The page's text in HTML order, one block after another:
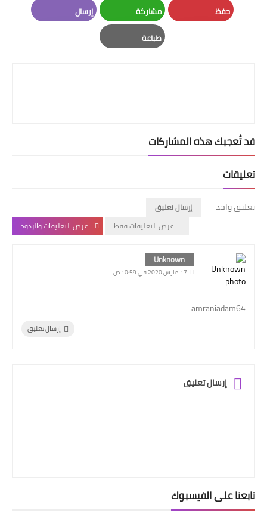
حفظ مشاركة
Whatsapp
إرسال
طباعة
قد تُعجبك هذه المشاركات
تعليقات
تعليق واحد
إرسال تعليق
عرض التعليقات فقط
عرض التعليقات والردود
Unknown
17 مارس 2020 في 10:59 ص
amraniadam64
إرسال تعليق
إرسال تعليق
تابعنا على الفيسبوك